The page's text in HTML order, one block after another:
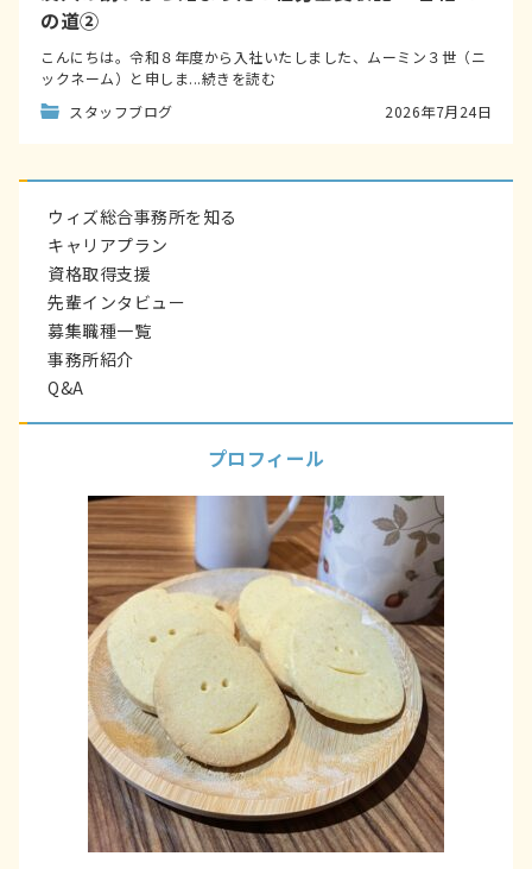
の道②
こんにちは。令和８年度から入社いたしました、ムーミン３世（ニ
ックネーム）と申しま...続きを読む
スタッフブログ
2026年7月24日
ウィズ総合事務所を知る
キャリアプラン
資格取得支援
先輩インタビュー
募集職種一覧
事務所紹介
Q&A
プロフィール